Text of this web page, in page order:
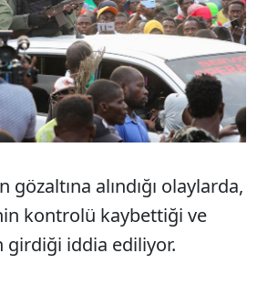
gözaltına alındığı olaylarda,
kontrolü kaybettiği ve
girdiği iddia ediliyor.